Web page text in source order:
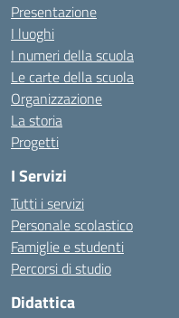
Presentazione
I luoghi
I numeri della scuola
Le carte della scuola
Organizzazione
La storia
Progetti
I Servizi
Tutti i servizi
Personale scolastico
Famiglie e studenti
Percorsi di studio
Didattica